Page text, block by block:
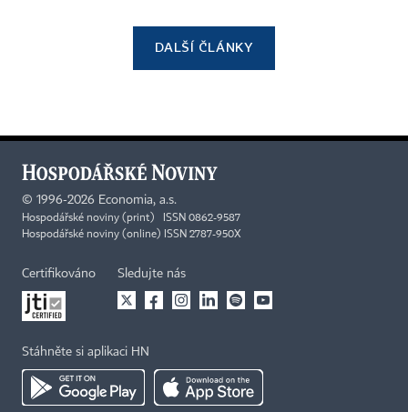
DALŠÍ ČLÁNKY
© 1996-2026 Economia, a.s.
Hospodářské noviny (print) ISSN 0862-9587
Hospodářské noviny (online) ISSN 2787-950X
Certifikováno Sledujte nás
Stáhněte si aplikaci HN